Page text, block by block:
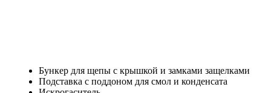
Бункер для щепы с крышкой и замками защелками
Подставка с поддоном для смол и конденсата